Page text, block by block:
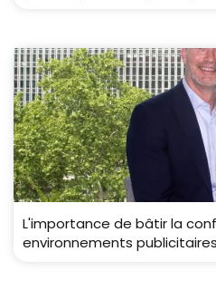
L'importance de bâtir la
environnements